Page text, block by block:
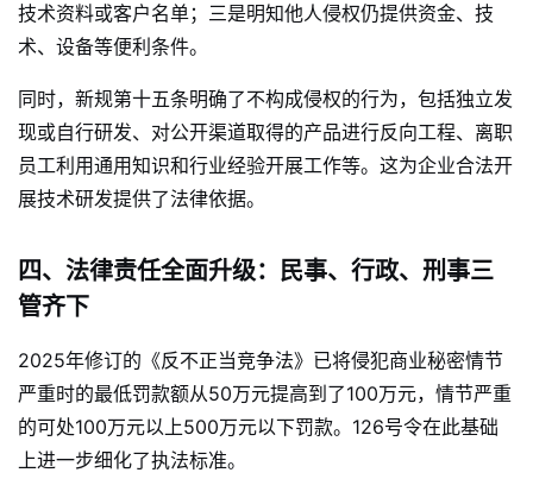
技术资料或客户名单；三是明知他人侵权仍提供资金、技
术、设备等便利条件。
同时，新规第十五条明确了不构成侵权的行为，包括独立发
现或自行研发、对公开渠道取得的产品进行反向工程、离职
员工利用通用知识和行业经验开展工作等。这为企业合法开
展技术研发提供了法律依据。
四、法律责任全面升级：民事、行政、刑事三
管齐下
2025年修订的《反不正当竞争法》已将侵犯商业秘密情节
严重时的最低罚款额从50万元提高到了100万元，情节严重
的可处100万元以上500万元以下罚款。126号令在此基础
上进一步细化了执法标准。